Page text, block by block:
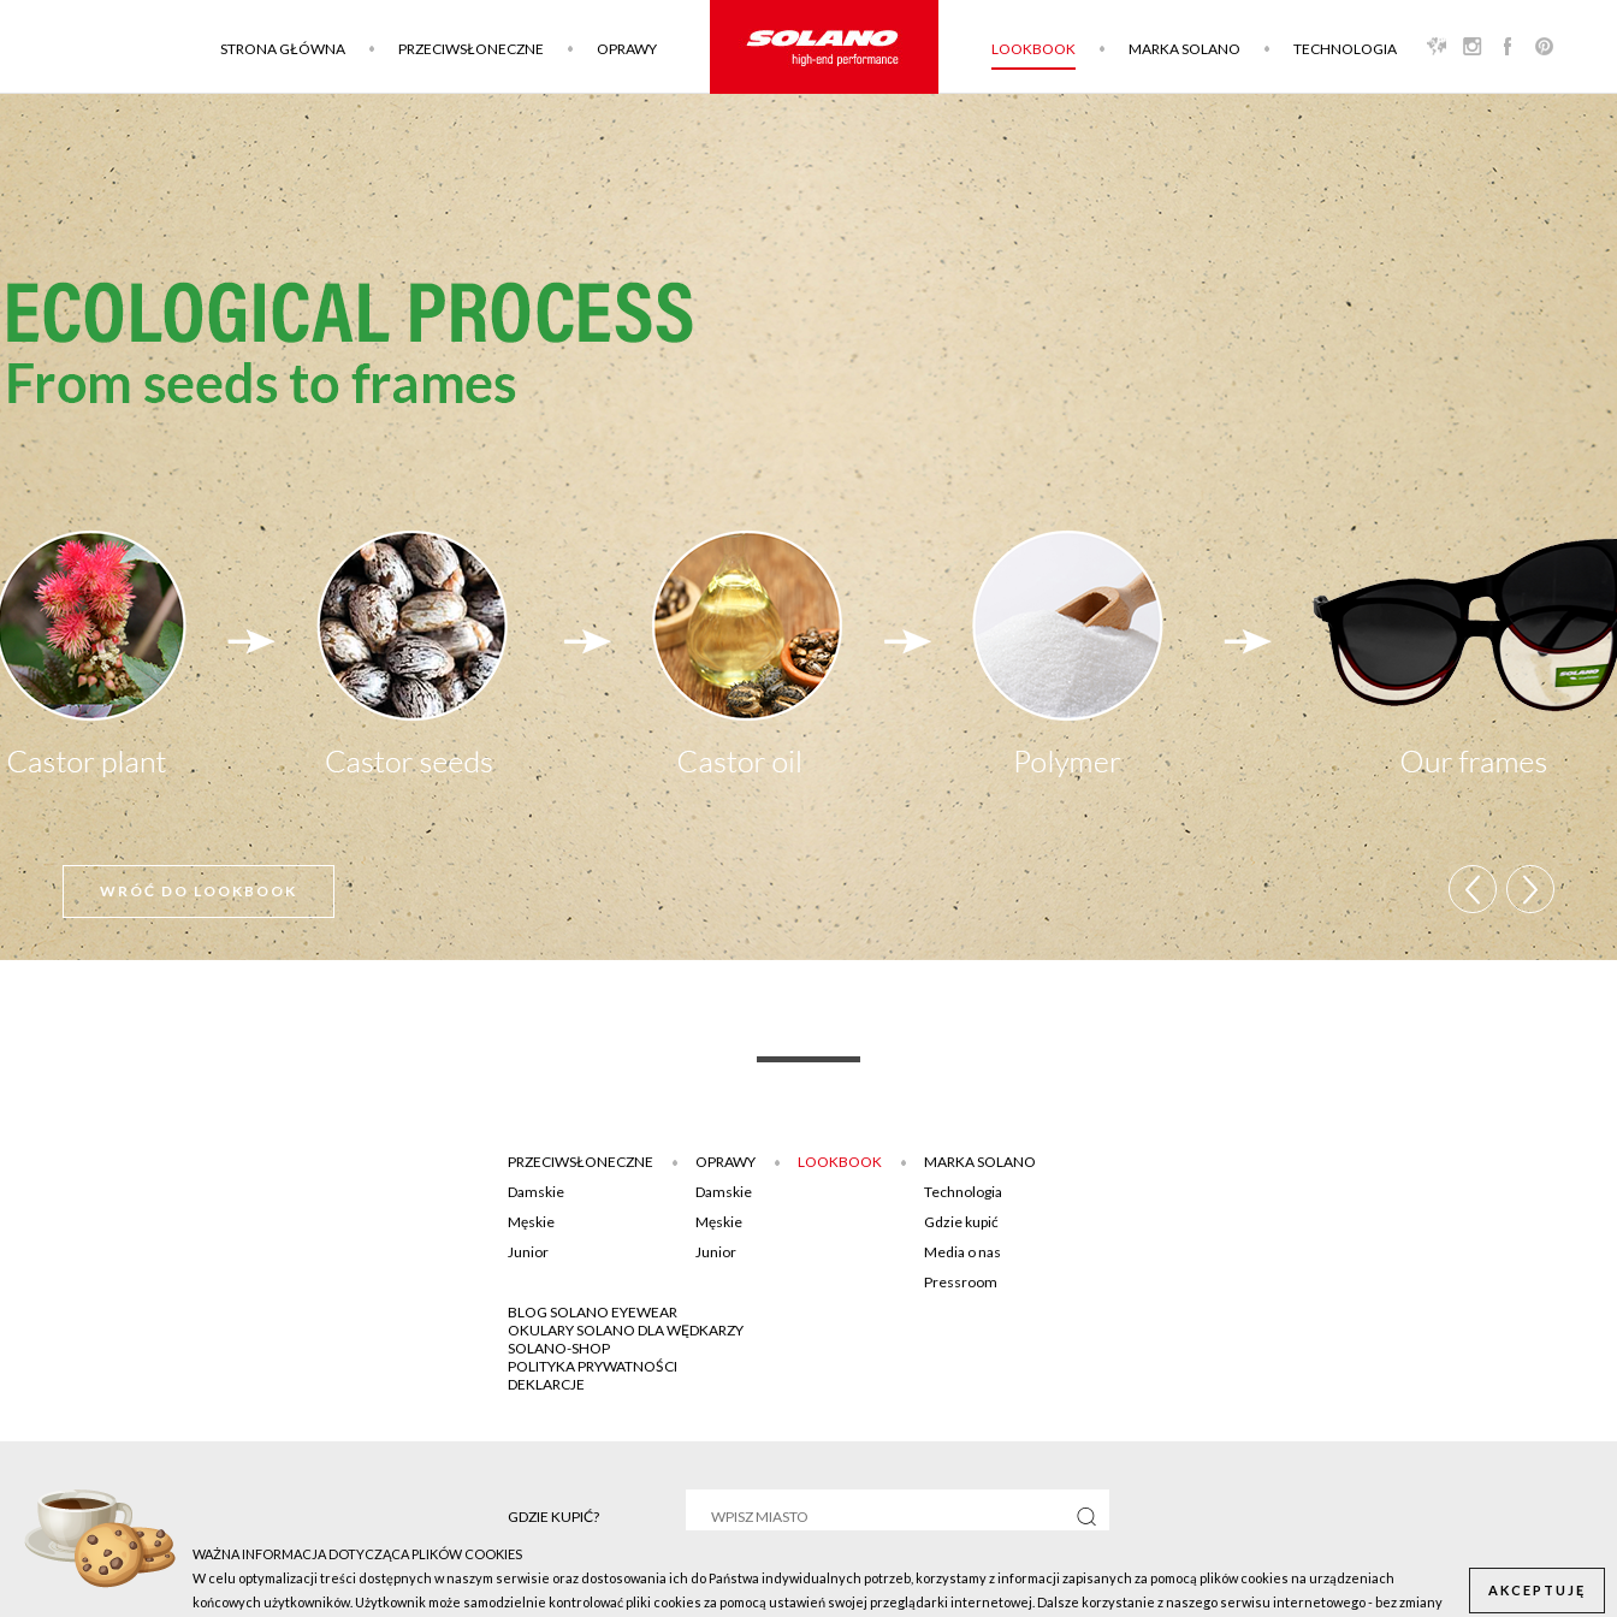
STRONA GŁÓWNA PRZECIWSŁONECZNE OPRAWY LOOKBOOK MARKA SOLANO TECHNOLOGIA
WRÓĆ DO LOOKBOOK
PRZECIWSŁONECZNE
Damskie
Męskie
Junior
OPRAWY
Damskie
Męskie
Junior
LOOKBOOK
MARKA SOLANO
Technologia
Gdzie kupić
Media o nas
Pressroom
BLOG SOLANO EYEWEAR
OKULARY SOLANO DLA WĘDKARZY
SOLANO-SHOP
POLITYKA PRYWATNOŚCI
DEKLARCJE
GDZIE KUPIĆ?
Solano © 2016 Wszystkie prawa zastrzeżone.
WAŻNA INFORMACJA DOTYCZĄCA PLIKÓW COOKIES
W celu optymalizacji treści dostępnych w naszym serwisie oraz dostosowania ich do Państwa indywidualnych potrzeb, korzystamy z informacji zapisanych za pomocą plików cookies na urządzeniach
końcowych użytkowników. Użytkownik może samodzielnie kontrolować pliki cookies za pomocą ustawień swojej przeglądarki internetowej. Dalsze korzystanie z naszego serwisu internetowego - bez zmiany
AKCEPTUJĘ